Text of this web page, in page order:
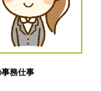
務仕事